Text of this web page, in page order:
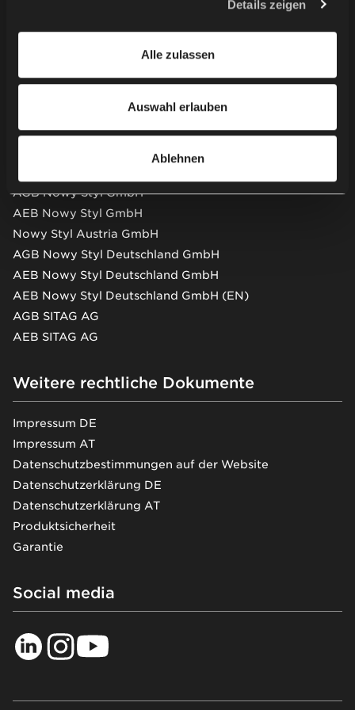
Weitere Informationen zur Verwendung von Cookies
durch uns und unsere Partner und die Verarbeitung Ihrer
personenbezogenen Daten, einschließlich Ihrer Rechte,
Details zeigen
Alle zulassen
Auswahl erlauben
Ablehnen
Newsletter
AGB Nowy Styl GmbH
AEB Nowy Styl GmbH
Nowy Styl Austria GmbH
AGB Nowy Styl Deutschland GmbH
AEB Nowy Styl Deutschland GmbH
AEB Nowy Styl Deutschland GmbH (EN)
AGB SITAG AG
AEB SITAG AG
Weitere rechtliche Dokumente
Impressum DE
Impressum AT
Datenschutzbestimmungen auf der Website
Datenschutzerklärung DE
Datenschutzerklärung AT
Produktsicherheit
Garantie
Social media